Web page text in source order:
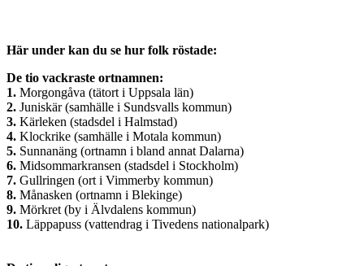
Här under kan du se hur folk röstade:
De tio vackraste ortnamnen:
1. Morgongåva (tätort i Uppsala län)
2. Juniskär (samhälle i Sundsvalls kommun)
3. Kärleken (stadsdel i Halmstad)
4. Klockrike (samhälle i Motala kommun)
5. Sunnanäng (ortnamn i bland annat Dalarna)
6. Midsommarkransen (stadsdel i Stockholm)
7. Gullringen (ort i Vimmerby kommun)
8. Månasken (ortnamn i Blekinge)
9. Mörkret (by i Älvdalens kommun)
10. Läppapuss (vattendrag i Tivedens nationalpark)